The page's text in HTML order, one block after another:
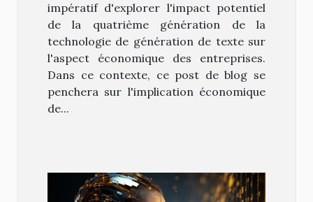
impératif d'explorer l'impact potentiel
de la quatrième génération de la
technologie de génération de texte sur
l'aspect économique des entreprises.
Dans ce contexte, ce post de blog se
penchera sur l'implication économique
de...